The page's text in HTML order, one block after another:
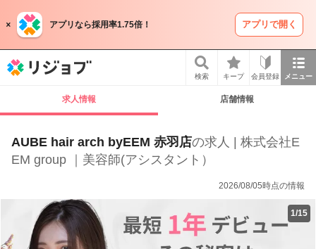
アプリなら採用率1.75倍！ アプリで開く
検索 キープ 会員登録 メニュー
求人情報 店舗情報
AUBE hair arch byEEM 赤羽店の求人 | 株式会社E
EM group ｜美容師(アシスタント）
2026/08/05時点の情報
1/15